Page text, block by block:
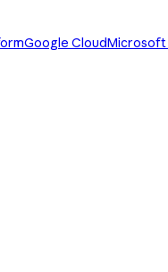
Google CloudMicrosoft